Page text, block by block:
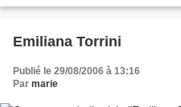
Emiliana Torrini
Publié le 29/08/2006 à 13:16
Par marie